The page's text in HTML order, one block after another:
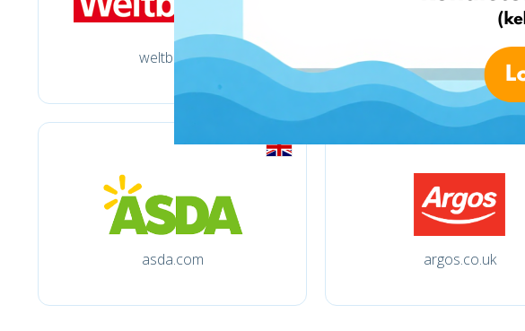
weltbild.de tchibo.de
asda.com argos.co.uk